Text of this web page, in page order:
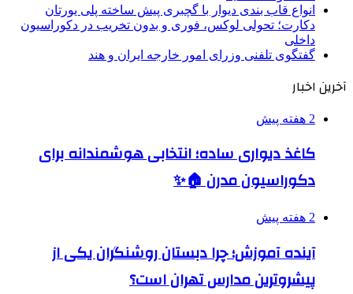
انواع قاب بندی دیوار با گچبری پیش ساخته پلی یورتان
دکارت؛ تحولی لوکس، فوری و بدون تخریب در دکوراسیون
داخلی
گفتگوی تلفنی وزرای امور خارجه ایران و هند
آخرین اخبار
2 هفته پیش
کاغذ دیواری ساده؛ انتخابی هوشمندانه برای
دکوراسیون مدرن 🏠✨
2 هفته پیش
آینده آموزش؛ چرا دبستان روشنگران یکی از
پیشروترین مدارس تهران است؟